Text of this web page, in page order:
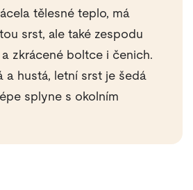
tělesné teplo, má
srst, ale také zespodu
zkrácené boltce i čenich.
a hustá, letní srst je šedá
splyne s okolním